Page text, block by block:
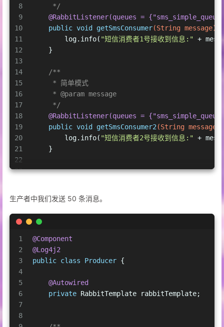
8
9
10
11
12
13
14
15
16
17
18
19
20
21
22
23
26
27
28
29
30
31
32
     */
@RabbitListener(queues =
public void getSmsConsumer(String message)
        log.info(
"短信消费者1号接收到信息:" +
    }
/**
     * 简单模式
     *
@param message
     */
@RabbitListener(queues =
public void getSmsConsumer2(String message)
        log.info(
"短信消费者2号接收到信息:" +
    }
     *
@param message
     */
public
        log.info(
    }
生产者中我们发送 50 条消息。
1
2
3
4
5
6
7
8
@Component
@Log4j2
public class Producer {
@Autowired
private RabbitTemplate rabbitTemplate;